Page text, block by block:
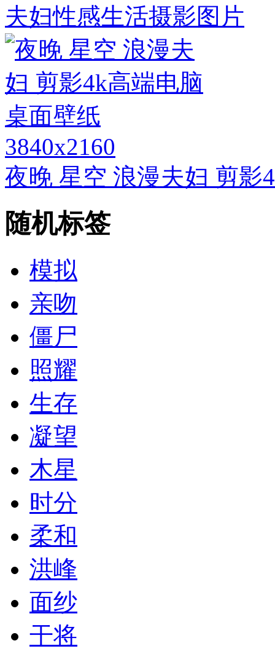
夫妇性感生活摄影图片
3840x2160
夜晚 星空 浪漫夫妇 剪影
随机标签
模拟
亲吻
僵尸
照耀
生存
凝望
木星
时分
柔和
洪峰
面纱
干将